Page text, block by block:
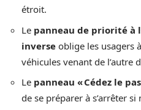
étroit.
Le panneau de priorité à
inverse oblige les usagers
véhicules venant de l’autre
Le panneau « Cédez le
de se préparer à s’arrêter si